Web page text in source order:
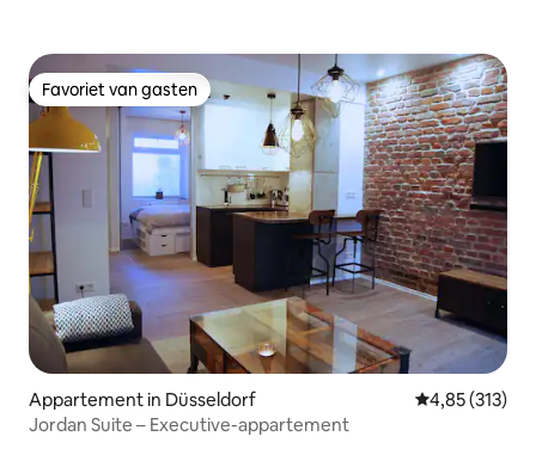
Favoriet van gasten
Favoriet van gasten
Appartement in Düsseldorf Gemiddelde
4,85 (313)
Jordan Suite – Executive-appartement